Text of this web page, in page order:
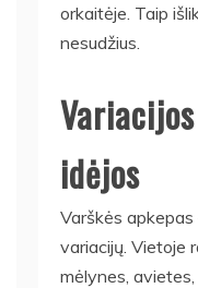
orkaitėje. Taip
nesudžius.
idėjos
Varškės
variacijų. Vietoje
mėlynes,